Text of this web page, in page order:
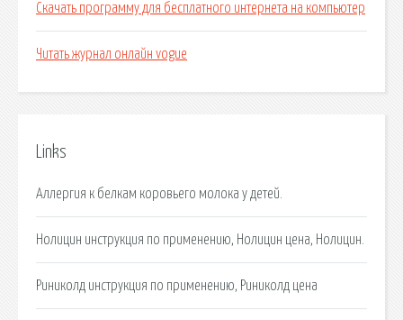
Скачать программу для бесплатного интернета на компьютер
Читать журнал онлайн vogue
Links
Аллергия к белкам коровьего молока у детей.
Нолицин инструкция по применению, Нолицин цена, Нолицин.
Риниколд инструкция по применению, Риниколд цена